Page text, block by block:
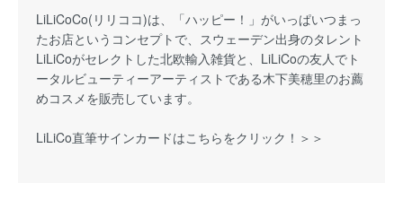
LiLiCoCo(リリココ)は、「ハッピー！」がいっぱいつまっ
たお店というコンセプトで、スウェーデン出身のタレント
LiLiCoがセレクトした北欧輸入雑貨と、LiLiCoの友人でト
ータルビューティーアーティストである木下美穂里のお薦
めコスメを販売しています。
LiLiCo直筆サインカードはこちらをクリック！＞＞